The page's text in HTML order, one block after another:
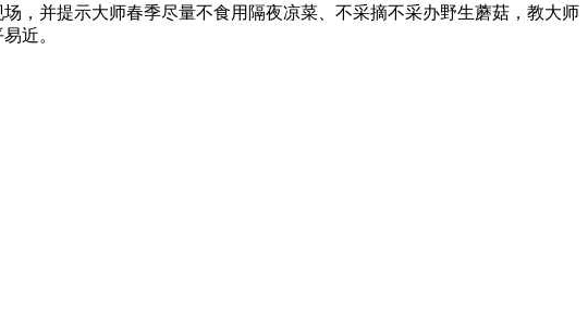
，并提示大师春季尽量不食用隔夜凉菜、不采摘不采办野生蘑菇，教大师
近。